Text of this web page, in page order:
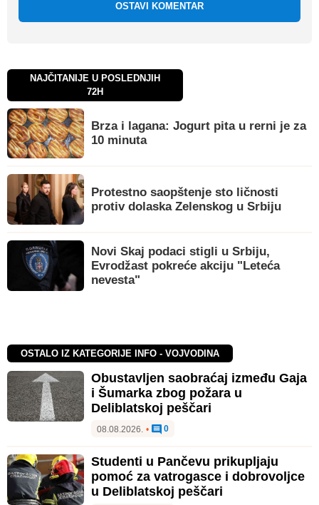
OSTAVI KOMENTAR
NAJČITANIJE U POSLEDNJIH
72H
Brza i lagana: Jogurt pita u rerni je za
10 minuta
Protestno saopštenje sto ličnosti
protiv dolaska Zelenskog u Srbiju
Novi Skaj podaci stigli u Srbiju,
Evrodžast pokreće akciju "Leteća
nevesta"
OSTALO IZ KATEGORIJE INFO - VOJVODINA
Obustavljen saobraćaj između Gaja
i Šumarka zbog požara u
Deliblatskoj peščari
08.08.2026. • 0
Studenti u Pančevu prikupljaju
pomoć za vatrogasce i dobrovoljce
u Deliblatskoj peščari